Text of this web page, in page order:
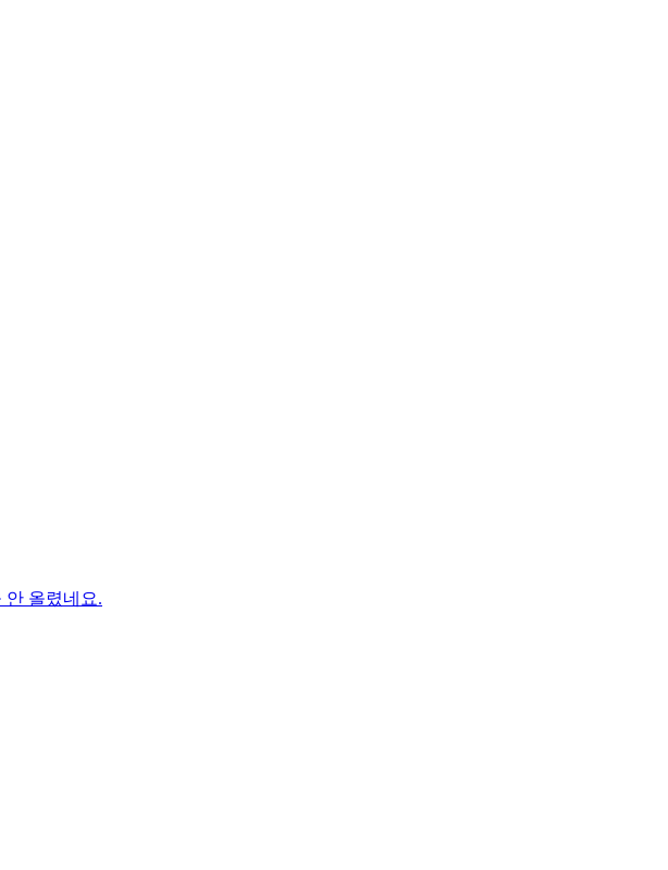
안 올렸네요.